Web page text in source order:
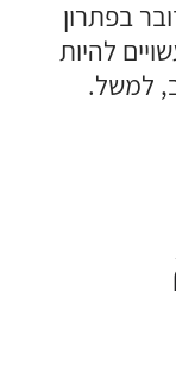
בפתרון
להיות
למשל.